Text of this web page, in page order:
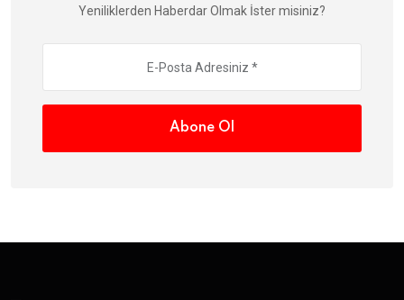
Yeniliklerden Haberdar Olmak İster misiniz?
Abone Ol